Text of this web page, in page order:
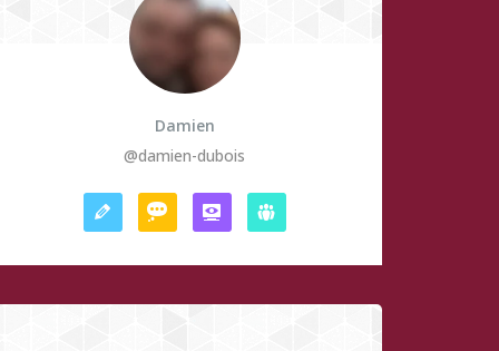
Damien
@damien-dubois